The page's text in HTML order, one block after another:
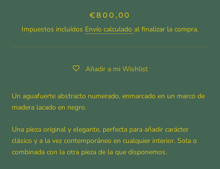
€800,00
Impuestos incluídos Envío calculado al finalizar la compra.
Añadir a mi Wishlist
Un aguafuerte abstracto numerado, enmarcado en un marco de
madera lacado en negro.
Una pieza original y elegante, perfecta para añadir carácter
clásico y a la vez contemporáneo en cualquier interior. Sola o
combinada con la otra pieza de la que disponemos.